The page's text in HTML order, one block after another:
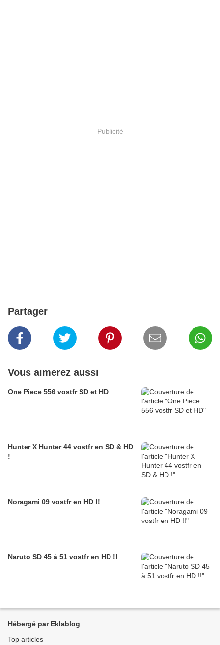
Publicité
Partager
Vous aimerez aussi
One Piece 556 vostfr SD et HD
Hunter X Hunter 44 vostfr en SD & HD
!
Noragami 09 vostfr en HD !!
Naruto SD 45 à 51 vostfr en HD !!
Hébergé par Eklablog
Top articles